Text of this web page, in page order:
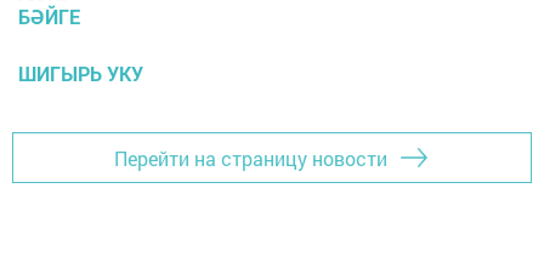
БӘЙГЕ
ШИГЫРЬ УКУ
Перейти на страницу новости